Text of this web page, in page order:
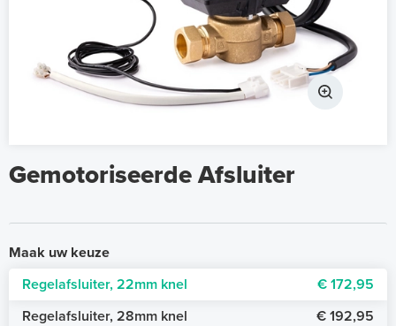
Gemotoriseerde Afsluiter
Maak uw keuze
Regelafsluiter, 22mm knel
€ 172,95
Regelafsluiter, 28mm knel
€ 192,95